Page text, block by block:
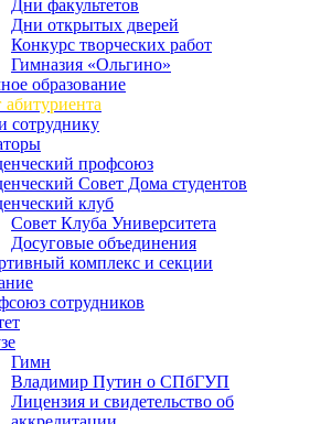
Дни факультетов
Дни открытых дверей
Конкурс творческих работ
Гимназия «Ольгино»
образование
абитуриента
сотруднику
профсоюз
Совет Дома студентов
клуб
Совет Клуба Университета
Досуговые объединения
комплекс и секции
сотрудников
Гимн
Владимир Путин о СПбГУП
Лицензия и свидетельство об